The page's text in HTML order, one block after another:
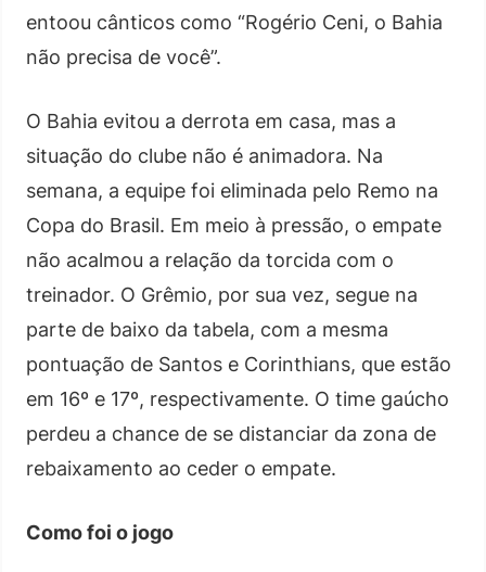
entoou cânticos como “Rogério Ceni, o Bahia
não precisa de você”.
O Bahia evitou a derrota em casa, mas a
situação do clube não é animadora. Na
semana, a equipe foi eliminada pelo Remo na
Copa do Brasil. Em meio à pressão, o empate
não acalmou a relação da torcida com o
treinador. O Grêmio, por sua vez, segue na
parte de baixo da tabela, com a mesma
pontuação de Santos e Corinthians, que estão
em 16º e 17º, respectivamente. O time gaúcho
perdeu a chance de se distanciar da zona de
rebaixamento ao ceder o empate.
Como foi o jogo